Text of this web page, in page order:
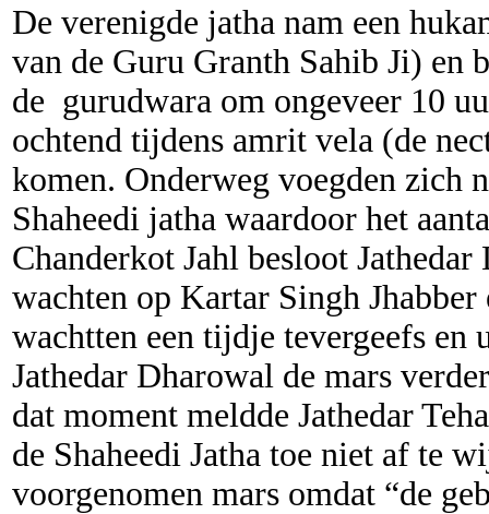
De verenigde jatha nam een
van de Guru Granth Sahib Ji) en
de gurudwara om ongeveer 10
ochtend tijdens amrit vela (de
komen. Onderweg voegden zich
Shaheedi jatha waardoor het
Chanderkot Jahl besloot
wachten op Kartar Singh
wachtten een tijdje tevergeefs
Jathedar Dharowal de mars
dat moment meldde Jathedar
de Shaheedi Jatha toe niet af te
voorgenomen mars omdat “de